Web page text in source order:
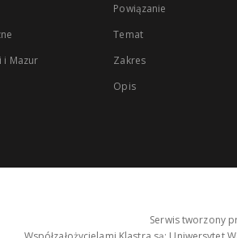
i Mazur
Powiązanie
Temat
Zakres
Opis
Serwis tworzony